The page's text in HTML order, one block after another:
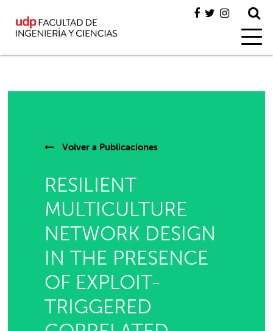
Volver a Publicaciones
RESILIENT
MULTICULTURE
NETWORK DESIGN
IN THE PRESENCE
OF EXPLOIT-
TRIGGERED